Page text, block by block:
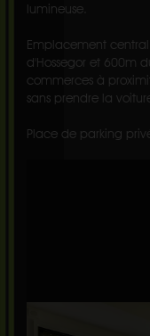
lumineuse.
Emplacement
d'Hossegor et 600m
commerces à
sans prendre la voiture
Place de parking